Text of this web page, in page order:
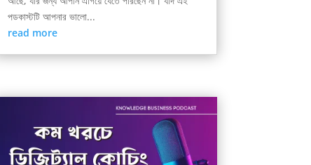
পডকাস্টটি আপনার ভালো...
read more